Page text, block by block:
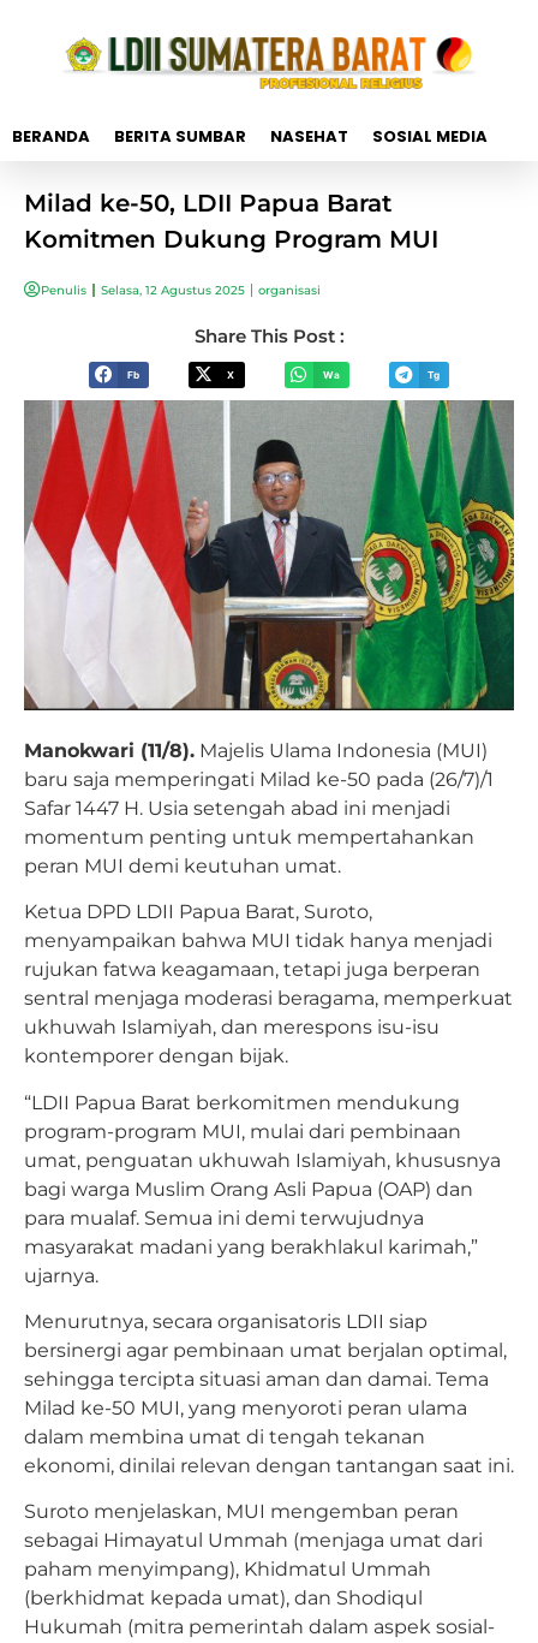
BERANDA BERITA SUMBAR NASEHAT SOSIAL MEDIA
Milad ke-50, LDII Papua Barat
Komitmen Dukung Program MUI
Penulis Selasa, 12 Agustus 2025 organisasi
Share This Post :
Fb X Wa Tg
Manokwari (11/8). Majelis Ulama Indonesia (MUI)
baru saja memperingati Milad ke-50 pada (26/7)/1
Safar 1447 H. Usia setengah abad ini menjadi
momentum penting untuk mempertahankan
peran MUI demi keutuhan umat.
Ketua DPD LDII Papua Barat, Suroto,
menyampaikan bahwa MUI tidak hanya menjadi
rujukan fatwa keagamaan, tetapi juga berperan
sentral menjaga moderasi beragama, memperkuat
ukhuwah Islamiyah, dan merespons isu-isu
kontemporer dengan bijak.
“LDII Papua Barat berkomitmen mendukung
program-program MUI, mulai dari pembinaan
umat, penguatan ukhuwah Islamiyah, khususnya
bagi warga Muslim Orang Asli Papua (OAP) dan
para mualaf. Semua ini demi terwujudnya
masyarakat madani yang berakhlakul karimah,”
ujarnya.
Menurutnya, secara organisatoris LDII siap
bersinergi agar pembinaan umat berjalan optimal,
sehingga tercipta situasi aman dan damai. Tema
Milad ke-50 MUI, yang menyoroti peran ulama
dalam membina umat di tengah tekanan
ekonomi, dinilai relevan dengan tantangan saat ini.
Suroto menjelaskan, MUI mengemban peran
sebagai Himayatul Ummah (menjaga umat dari
paham menyimpang), Khidmatul Ummah
(berkhidmat kepada umat), dan Shodiqul
Hukumah (mitra pemerintah dalam aspek sosial-